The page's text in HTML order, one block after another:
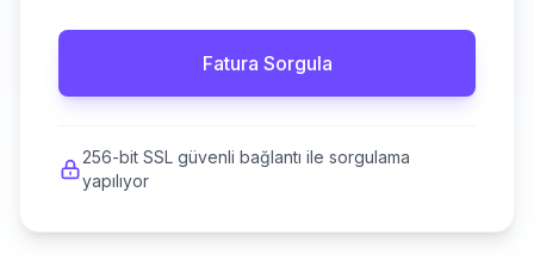
Fatura Sorgula
256-bit SSL güvenli bağlantı ile sorgulama
yapılıyor